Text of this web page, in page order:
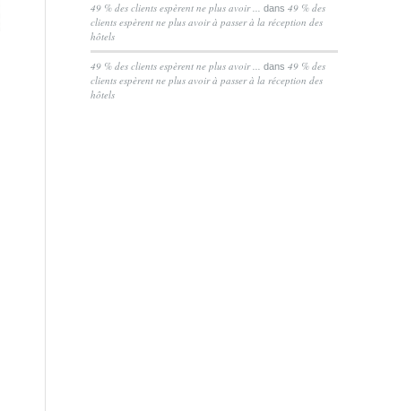
49 % des clients espèrent ne plus avoir ... dans49 % des
clients espèrent ne plus avoir à passer à la réception des
hôtels
49 % des clients espèrent ne plus avoir ... dans49 % des
clients espèrent ne plus avoir à passer à la réception des
hôtels